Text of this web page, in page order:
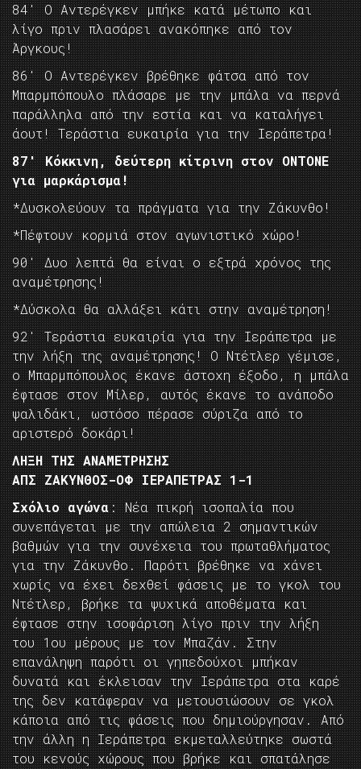
84′ Ο Αντερέγκεν μπήκε κατά μέτωπο και
λίγο πριν πλασάρει ανακόπηκε από τον
Άργκους!
86′ Ο Αντερέγκεν βρέθηκε φάτσα από τον
Μπαρμπόπουλο πλάσαρε με την μπάλα να περνά
παράλληλα από την εστία και να καταλήγει
άουτ! Τεράστια ευκαιρία για την Ιεράπετρα!
87′ Κόκκινη, δεύτερη κίτρινη στον ΟΝΤΟΝΕ
για μαρκάρισμα!
*Δυσκολεύουν τα πράγματα για την Ζάκυνθο!
*Πέφτουν κορμιά στον αγωνιστικό χώρο!
90′ Δυο λεπτά θα είναι ο εξτρά χρόνος της
αναμέτρησης!
*Δύσκολα θα αλλάξει κάτι στην αναμέτρηση!
92′ Τεράστια ευκαιρία για την Ιεράπετρα με
την λήξη της αναμέτρησης! Ο Ντέτλερ γέμισε,
ο Μπαρμπόπουλος έκανε άστοχη έξοδο, η μπάλα
έφτασε στον Μίλερ, αυτός έκανε το ανάποδο
ψαλιδάκι, ωστόσο πέρασε σύριζα από το
αριστερό δοκάρι!
ΛΗΞΗ ΤΗΣ ΑΝΑΜΕΤΡΗΣΗΣ
ΑΠΣ ΖΑΚΥΝΘΟΣ-ΟΦ ΙΕΡΑΠΕΤΡΑΣ 1-1
Σχόλιο αγώνα : Νέα πικρή ισοπαλία που
συνεπάγεται με την απώλεια 2 σημαντικών
βαθμών για την συνέχεια του πρωταθλήματος
για την Ζάκυνθο. Παρότι βρέθηκε να χάνει
χωρίς να έχει δεχθεί φάσεις με το γκολ του
Ντέτλερ, βρήκε τα ψυχικά αποθέματα και
έφτασε στην ισοφάριση λίγο πριν την λήξη
του 1ου μέρους με τον Μπαζάν. Στην
επανάληψη παρότι οι γηπεδούχοι μπήκαν
δυνατά και έκλεισαν την Ιεράπετρα στα καρέ
της δεν κατάφεραν να μετουσιώσουν σε γκολ
κάποια από τις φάσεις που δημιούργησαν. Από
την άλλη η Ιεράπετρα εκμεταλλεύτηκε σωστά
του κενούς χώρους που βρήκε και σπατάλησε